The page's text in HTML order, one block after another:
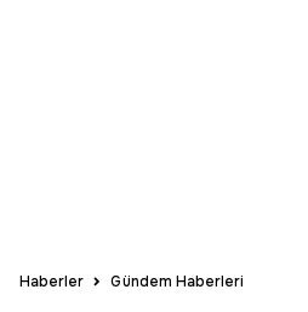
Haberler Gündem Haberleri